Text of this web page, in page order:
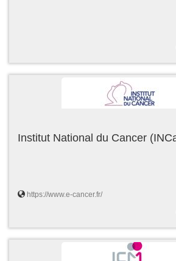
Institut National du Cancer
https://www.e-cancer.fr/